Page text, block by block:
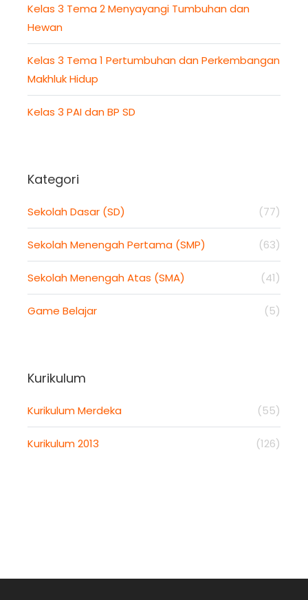
Kelas 3 Tema 2 Menyayangi Tumbuhan dan
Hewan
Kelas 3 Tema 1 Pertumbuhan dan Perkembangan
Makhluk Hidup
Kelas 3 PAI dan BP SD
Kategori
Sekolah Dasar (SD) (77)
Sekolah Menengah Pertama (SMP) (63)
Sekolah Menengah Atas (SMA) (41)
Game Belajar (5)
Kurikulum
Kurikulum Merdeka (55)
Kurikulum 2013 (126)